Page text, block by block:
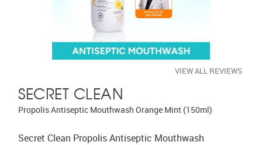
SECRET CLEAN
Propolis Antiseptic Mouthwash Orange Mint (150ml)
Secret Clean Propolis Antiseptic Mouthwash
VIEW ALL REVIEWS